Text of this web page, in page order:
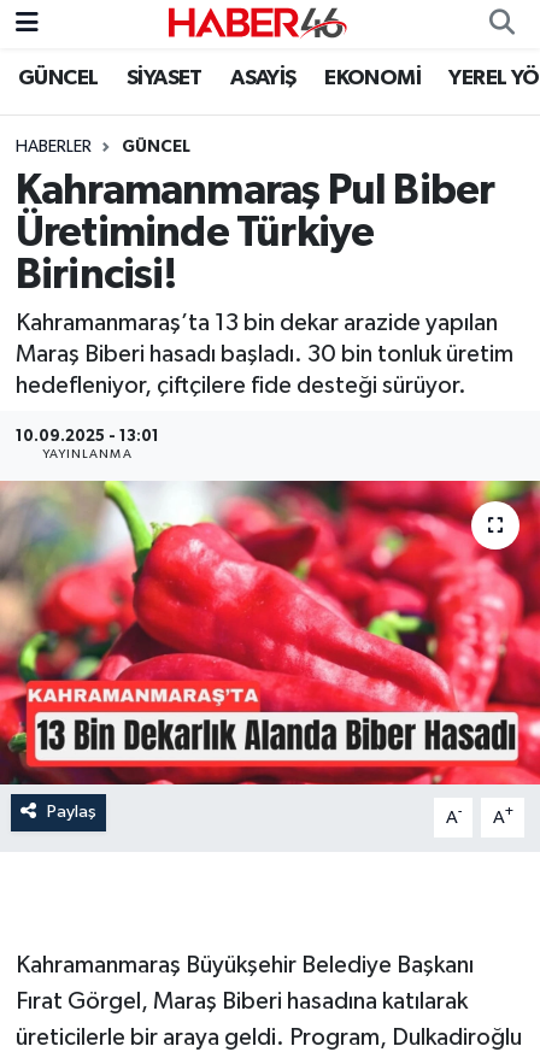
GÜNCEL SİYASET ASAYİŞ EKONOMİ YEREL
HABERLER GÜNCEL
Kahramanmaraş Pul Biber
Üretiminde Türkiye
Birincisi!
Kahramanmaraş’ta 13 bin dekar arazide yapılan
Maraş Biberi hasadı başladı. 30 bin tonluk üretim
hedefleniyor, çiftçilere fide desteği sürüyor.
10.09.2025 - 13:01
YAYINLANMA
Paylaş A- A+
Kahramanmaraş Büyükşehir Belediye Başkanı
Fırat Görgel, Maraş Biberi hasadına katılarak
üreticilerle bir araya geldi. Program, Dulkadiroğlu
GÜNCEL
SİYASET
EKONOMİ
SPOR
YAŞAM
TEKNOLOJİ
SAĞLIK
EĞİTİM
İLÇE HABERLERİ
KÜLTÜR-SANAT
KSÜ
DÜNYA
ROPORTAJ
YEREL YÖNETİM
Nöbetçi Eczaneler
Hava Durumu
Kahramanmaraş Namaz Vakitleri
Trafik Durumu
Süper Lig Puan Durumu ve Fikstür
Tüm Manşetler
Son Dakika Haberleri
Haber Arşivi